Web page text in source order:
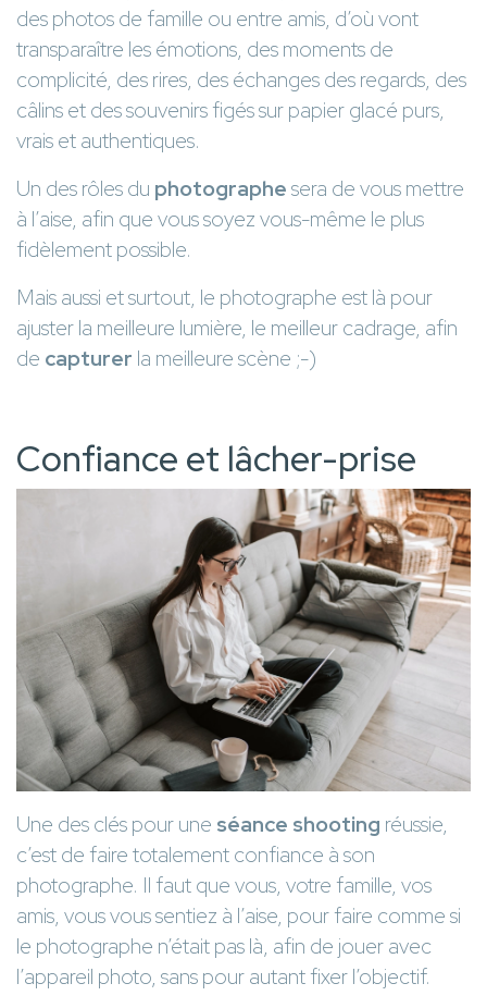
des photos de famille ou entre amis, d’où vont
transparaître les émotions, des moments de
complicité, des rires, des échanges des regards, des
câlins et des souvenirs figés sur papier glacé purs,
vrais et authentiques.
Un des rôles du photographesera de vous mettre
à l’aise, afin que vous soyez vous-même le plus
fidèlement possible.
Mais aussi et surtout, le photographe est là pour
ajuster la meilleure lumière, le meilleur cadrage, afin
de capturer la meilleure scène ;-)
Confiance et lâcher-prise
Une des clés pour une séance shooting réussie,
c’est de faire totalement confiance à son
photographe. Il faut que vous, votre famille, vos
amis, vous vous sentiez à l’aise, pour faire comme si
le photographe n’était pas là, afin de jouer avec
l’appareil photo, sans pour autant fixer l’objectif.